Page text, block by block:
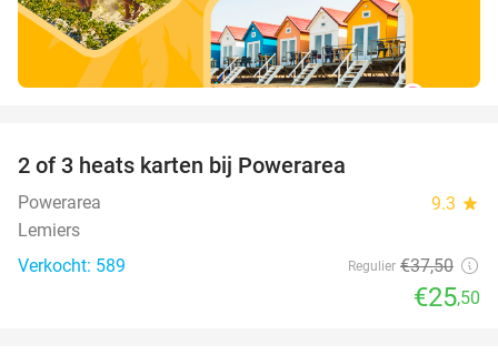
2 of 3 heats karten bij Powerarea
Powerarea 9.3 star
Lemiers
Verkocht: 589
Regulier €37,50
€25,50